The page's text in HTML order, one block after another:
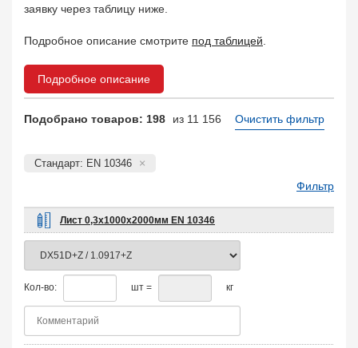
Швеллер 178
Полособульб
Рельсы
Рельсовый крепеж 776
заявку через таблицу ниже.
Подробное описание смотрите под таблицей
Подробное описание
Подобрано товаров: 198 из 11 156 Очистить фильтр
Стандарт: EN 10346
Фильтр
Лист 0,3х1000х2000мм EN 10346
Кол-во: шт = кг